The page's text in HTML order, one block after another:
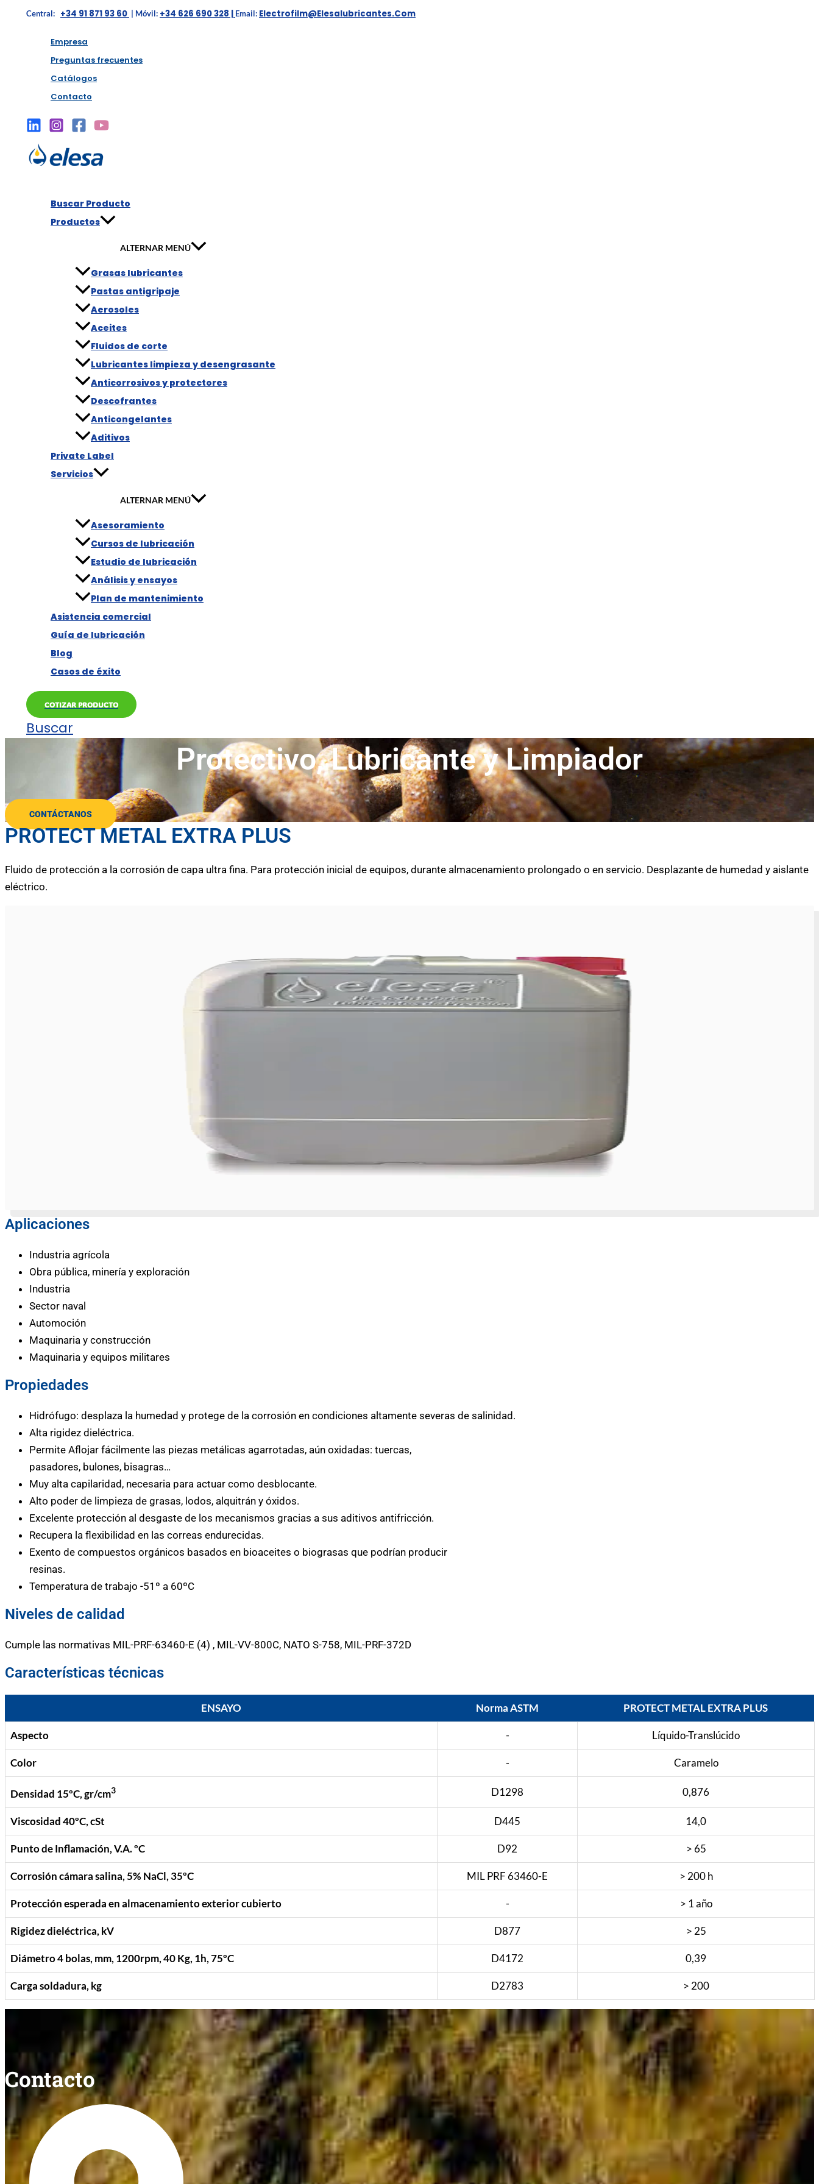
Central: +34 91 871 93 60 | Móvil: +34 626 690 328 | Email: Electrofilm@elesalubricantes.com
Empresa
Preguntas frecuentes
Catálogos
Contacto
Buscar Producto
Productos
ALTERNAR MENÚ
Grasas lubricantes
Pastas antigripaje
Aerosoles
Aceites
Fluidos de corte
Lubricantes limpieza y desengrasante
Anticorrosivos y protectores
Descofrantes
Anticongelantes
Aditivos
Private Label
Servicios
ALTERNAR MENÚ
Asesoramiento
Cursos de lubricación
Estudio de lubricación
Análisis y ensayos
Plan de mantenimiento
Asistencia comercial
Guía de lubricación
Blog
Casos de éxito
COTIZAR PRODUCTO
Buscar
Protectivo, Lubricante y Limpiador
CONTÁCTANOS
PROTECT METAL EXTRA PLUS
Fluido de protección a la corrosión de capa ultra fina. Para protección inicial de equipos, durante almacenamiento prolongado o en servicio. Desplazante de humedad y aislante
eléctrico.
Aplicaciones
Industria agrícola
Obra pública, minería y exploración
Industria
Sector naval
Automoción
Maquinaria y construcción
Maquinaria y equipos militares
Propiedades
Hidrófugo: desplaza la humedad y protege de la corrosión en condiciones altamente severas de salinidad.
Alta rigidez dieléctrica.
Permite Aflojar fácilmente las piezas metálicas agarrotadas, aún oxidadas: tuercas,
pasadores, bulones, bisagras…
Muy alta capilaridad, necesaria para actuar como desblocante.
Alto poder de limpieza de grasas, lodos, alquitrán y óxidos.
Excelente protección al desgaste de los mecanismos gracias a sus aditivos antifricción.
Recupera la flexibilidad en las correas endurecidas.
Exento de compuestos orgánicos basados en bioaceites o biograsas que podrían producir
resinas.
Temperatura de trabajo -51º a 60ºC
Niveles de calidad
Cumple las normativas MIL-PRF-63460-E (4) , MIL-VV-800C, NATO S-758, MIL-PRF-372D
Características técnicas
ENSAYO Norma ASTM PROTECT METAL EXTRA PLUS
Aspecto - Líquido-Translúcido
Color - Caramelo
Densidad 15ºC, gr/cm3 D1298 0,876
Viscosidad 40ºC, cSt D445 14,0
Punto de Inflamación, V.A. ºC D92 > 65
Corrosión cámara salina, 5% NaCl, 35ºC MIL PRF 63460-E > 200 h
Protección esperada en almacenamiento exterior cubierto - > 1 año
Rigidez dieléctrica, kV D877 > 25
Diámetro 4 bolas, mm, 1200rpm, 40 Kg, 1h, 75ºC D4172 0,39
Carga soldadura, kg D2783 > 200
Contacto